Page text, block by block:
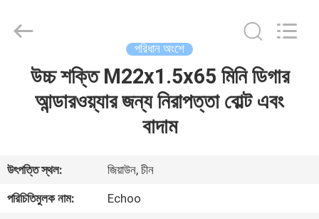
আমাদের
সম্পর্কে
Corporation.
পরিধান অংশে
উচ্চ শক্তি M22x1.5x65 মিনি ডিগার
আন্ডারওয়্যার জন্য নিরাপত্তা বোল্ট এবং
বাদাম
উৎপত্তি স্থল:
জিয়াউন, চীন
পরিচিতিমুলক নাম:
Echoo